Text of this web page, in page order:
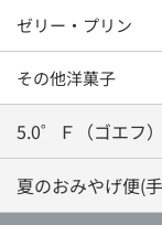
ゼリー・プリン
その他洋菓子
5.0゜Ｆ（ゴエフ）
夏のおみやげ便(